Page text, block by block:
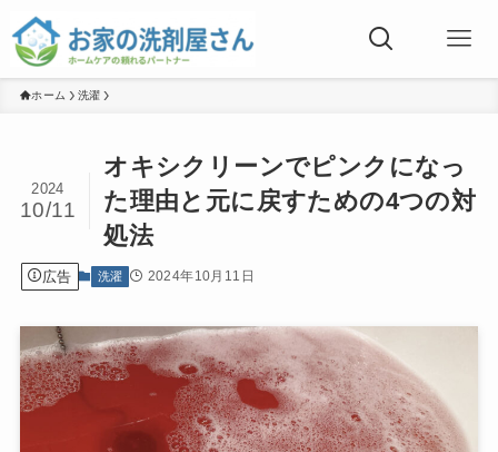
ホーム 洗濯
オキシクリーンでピンクになっ
た理由と元に戻すための4つの対
処法
2024
10/11
広告 洗濯 2024年10月11日